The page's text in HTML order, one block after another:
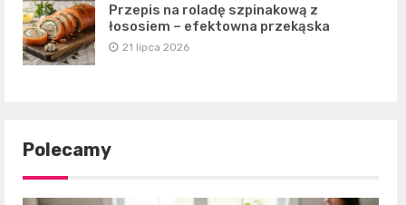
Przepis na roladę szpinakową z
łososiem – efektowna przekąska
21 lipca 2026
Polecamy